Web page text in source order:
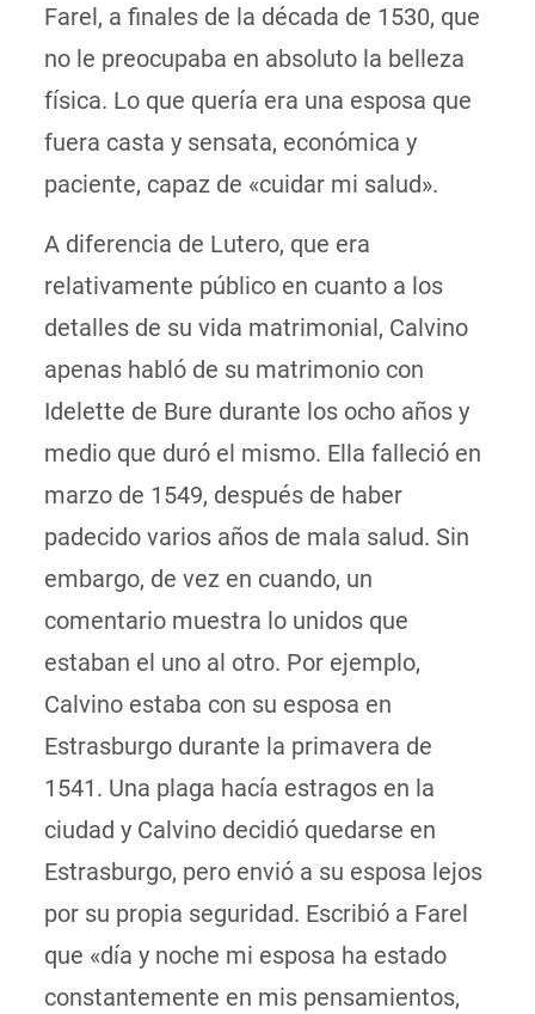
Farel, a finales de la década de 1530, que
no le preocupaba en absoluto la belleza
física. Lo que quería era una esposa que
fuera casta y sensata, económica y
paciente, capaz de «cuidar mi salud».
A diferencia de Lutero, que era
relativamente público en cuanto a los
detalles de su vida matrimonial, Calvino
apenas habló de su matrimonio con
Idelette de Bure durante los ocho años y
medio que duró el mismo. Ella falleció en
marzo de 1549, después de haber
padecido varios años de mala salud. Sin
embargo, de vez en cuando, un
comentario muestra lo unidos que
estaban el uno al otro. Por ejemplo,
Calvino estaba con su esposa en
Estrasburgo durante la primavera de
1541. Una plaga hacía estragos en la
ciudad y Calvino decidió quedarse en
Estrasburgo, pero envió a su esposa lejos
por su propia seguridad. Escribió a Farel
que «día y noche mi esposa ha estado
constantemente en mis pensamientos,